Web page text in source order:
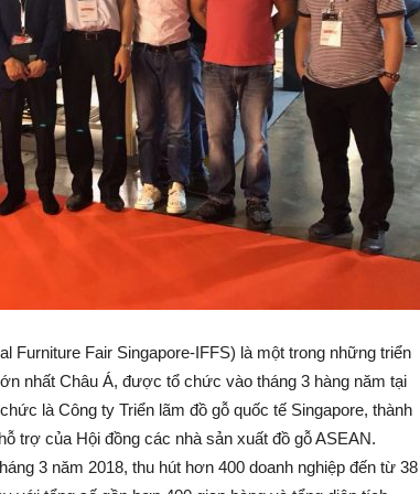
Furniture Fair Singapore-IFFS) là một trong những triển
nhất Châu Á, được tổ chức vào tháng 3 hàng năm tại
là Công ty Triển lãm đồ gỗ quốc tế Singapore, thành
trợ của Hội đồng các nhà sản xuất đồ gỗ ASEAN.
3 năm 2018, thu hút hơn 400 doanh nghiệp đến từ 38